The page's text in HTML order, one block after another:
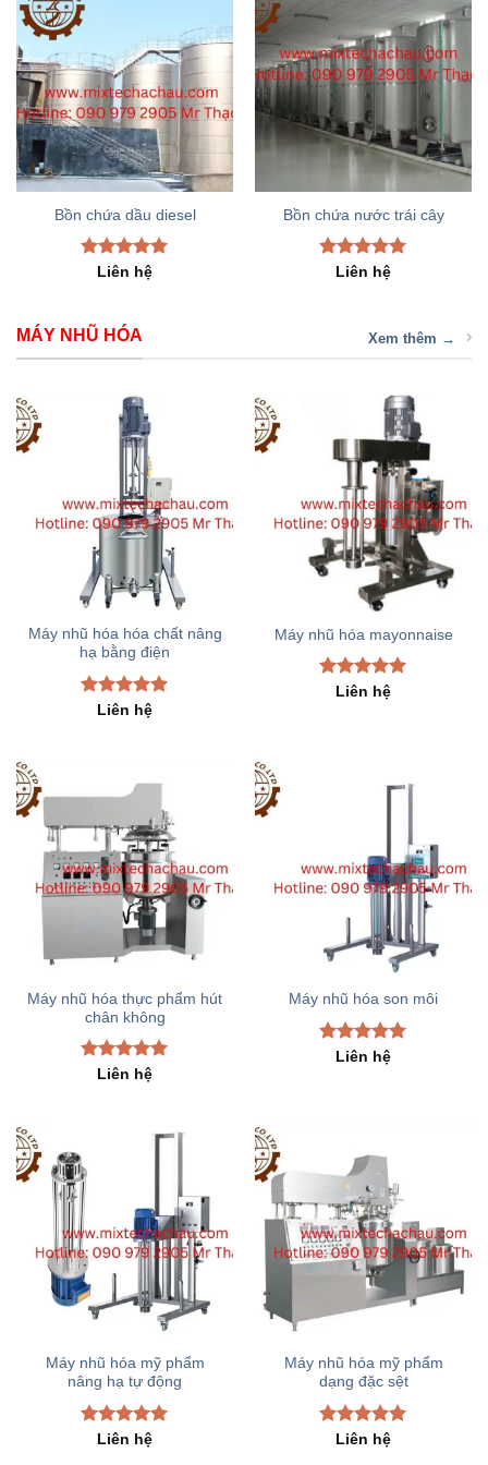
Bồn chứa dầu diesel
Rated 5.00
Liên hệ
Bồn chứa nước trái cây
Rated 5.00
Liên hệ
MÁY NHŨ HÓA Xem thêm →
Máy nhũ hóa hóa chất nâng
hạ bằng điện
Rated 5.00
Liên hệ
Máy nhũ hóa mayonnaise
Rated 5.00
Liên hệ
Máy nhũ hóa thực phẩm hút
chân không
Rated 5.00
Liên hệ
Máy nhũ hóa son môi
Rated 5.00
Liên hệ
Máy nhũ hóa mỹ phẩm
nâng hạ tự động
Rated 5.00
Liên hệ
Máy nhũ hóa mỹ phẩm
dạng đặc sệt
Rated 5.00
Liên hệ